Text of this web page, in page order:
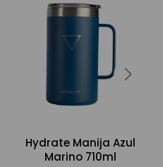
Hydrate Manija Azul
Marino 710ml